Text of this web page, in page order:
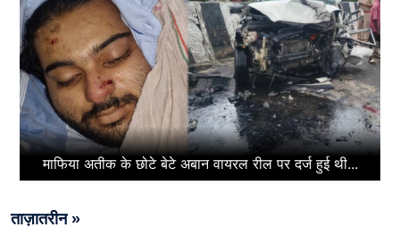
माफिया अतीक के छोटे बेटे अबान वायरल रील पर दर्ज हुई थी...
ताज़ातरीन »